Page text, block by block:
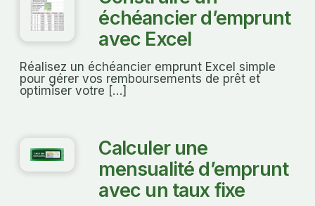
échéancier d’emprunt
avec Excel
Réalisez un échéancier emprunt Excel simple
pour gérer vos remboursements de prêt et
optimiser votre […]
Calculer une
mensualité d’emprunt
avec un taux fixe